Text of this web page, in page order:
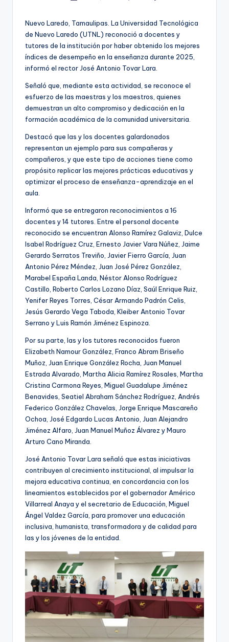
Nuevo Laredo, Tamaulipas. La Universidad Tecnológica
de Nuevo Laredo (UTNL) reconoció a docentes y
tutores de la institución por haber obtenido los mejores
índices de desempeño en la enseñanza durante 2025,
informó el rector José Antonio Tovar Lara.
Señaló que, mediante esta actividad, se reconoce el
esfuerzo de las maestras y los maestros, quienes
demuestran un alto compromiso y dedicación en la
formación académica de la comunidad universitaria.
Destacó que las y los docentes galardonados
representan un ejemplo para sus compañeras y
compañeros, y que este tipo de acciones tiene como
propósito replicar las mejores prácticas educativas y
optimizar el proceso de enseñanza-aprendizaje en el
aula.
Informó que se entregaron reconocimientos a 16
docentes y 14 tutores. Entre el personal docente
reconocido se encuentran Alonso Ramírez Galaviz, Dulce
Isabel Rodríguez Cruz, Ernesto Javier Vara Núñez, Jaime
Gerardo Serratos Treviño, Javier Fierro García, Juan
Antonio Pérez Méndez, Juan José Pérez González,
Marabel España Landa, Néstor Alonso Rodríguez
Castillo, Roberto Carlos Lozano Díaz, Saúl Enrique Ruiz,
Yenifer Reyes Torres, César Armando Padrón Celis,
Jesús Gerardo Vega Taboda, Kleiber Antonio Tovar
Serrano y Luis Ramón Jiménez Espinoza.
Por su parte, las y los tutores reconocidos fueron
Elizabeth Namour González, Franco Abram Briseño
Muñoz, Juan Enrique González Rocha, Juan Manuel
Estrada Alvarado, Martha Alicia Ramírez Rosales, Martha
Cristina Carmona Reyes, Miguel Guadalupe Jiménez
Benavides, Seatiel Abraham Sánchez Rodríguez, Andrés
Federico González Chavelas, Jorge Enrique Mascareño
Ochoa, José Edgardo Lucas Antonio, Juan Alejandro
Jiménez Alfaro, Juan Manuel Muñoz Álvarez y Mauro
Arturo Cano Miranda.
José Antonio Tovar Lara señaló que estas iniciativas
contribuyen al crecimiento institucional, al impulsar la
mejora educativa continua, en concordancia con los
lineamientos establecidos por el gobernador Américo
Villarreal Anaya y el secretario de Educación, Miguel
Ángel Valdez García, para promover una educación
inclusiva, humanista, transformadora y de calidad para
las y los jóvenes de la entidad.